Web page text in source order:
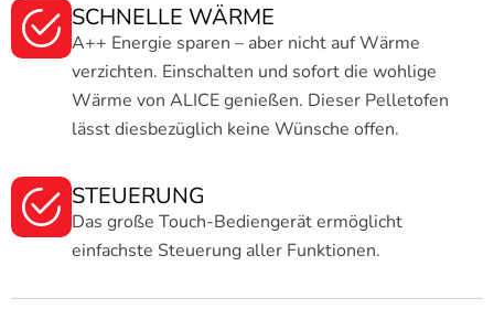
SCHNELLE WÄRME
A++ Energie sparen – aber nicht auf Wärme
verzichten. Einschalten und sofort die wohlige
Wärme von ALICE genießen. Dieser Pelletofen
lässt diesbezüglich keine Wünsche offen.
STEUERUNG
Das große Touch-Bediengerät ermöglicht
einfachste Steuerung aller Funktionen.